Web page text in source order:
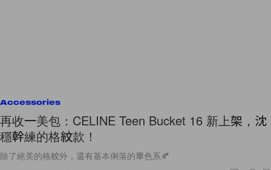
再收一美包：CELINE Teen Bucket 16 新上架，沈
穩幹練的格紋款！
除了絕美的格紋外，還有基本俐落的單色系🍂
ByPolly Tsai/2021年10月20日